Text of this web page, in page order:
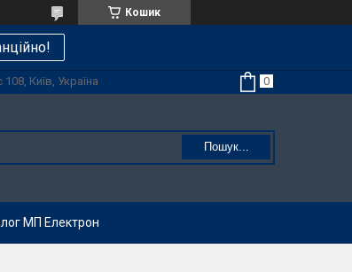
Кошик
Київ, Україна
Пошук...
МП Електрон